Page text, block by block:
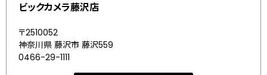
ビックカメラ藤沢店
〒2510052
神奈川県 藤沢市 藤沢559
0466-29-1111